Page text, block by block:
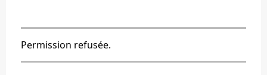
Permission refusée.